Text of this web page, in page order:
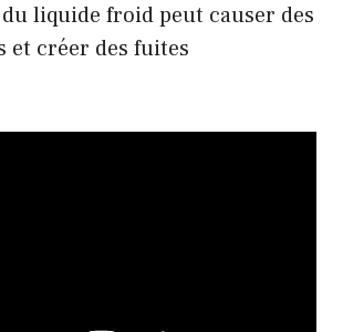
liquide froid peut causer des
et créer des fuites